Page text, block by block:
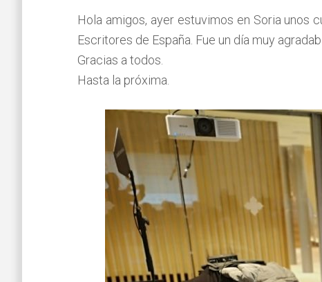
Hola amigos, ayer estuvimos en Soria unos
Escritores de España. Fue un día muy
Gracias a todos.
Hasta la próxima.